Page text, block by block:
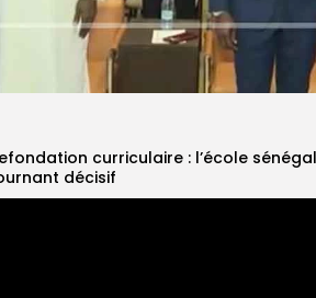
curriculaire : l’école
décisif